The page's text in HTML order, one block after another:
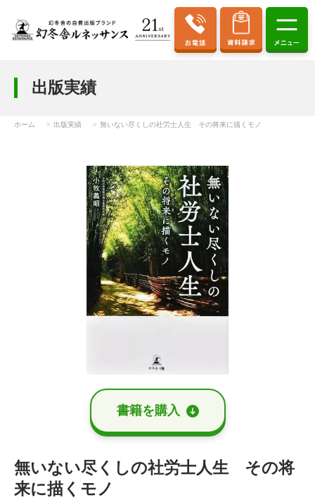
出版実績
ホーム 出版実績 無いない尽くしの社労士人生 その将来に描くモノ
書籍を購⼊
無いない尽くしの社労士人生 その将
来に描くモノ